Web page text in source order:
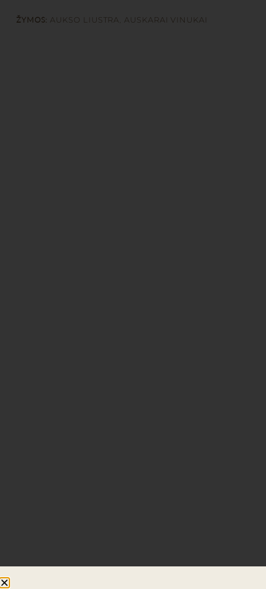
ŽYMOS: AUKSO LIUSTRA AUSKARAI VINUKAI